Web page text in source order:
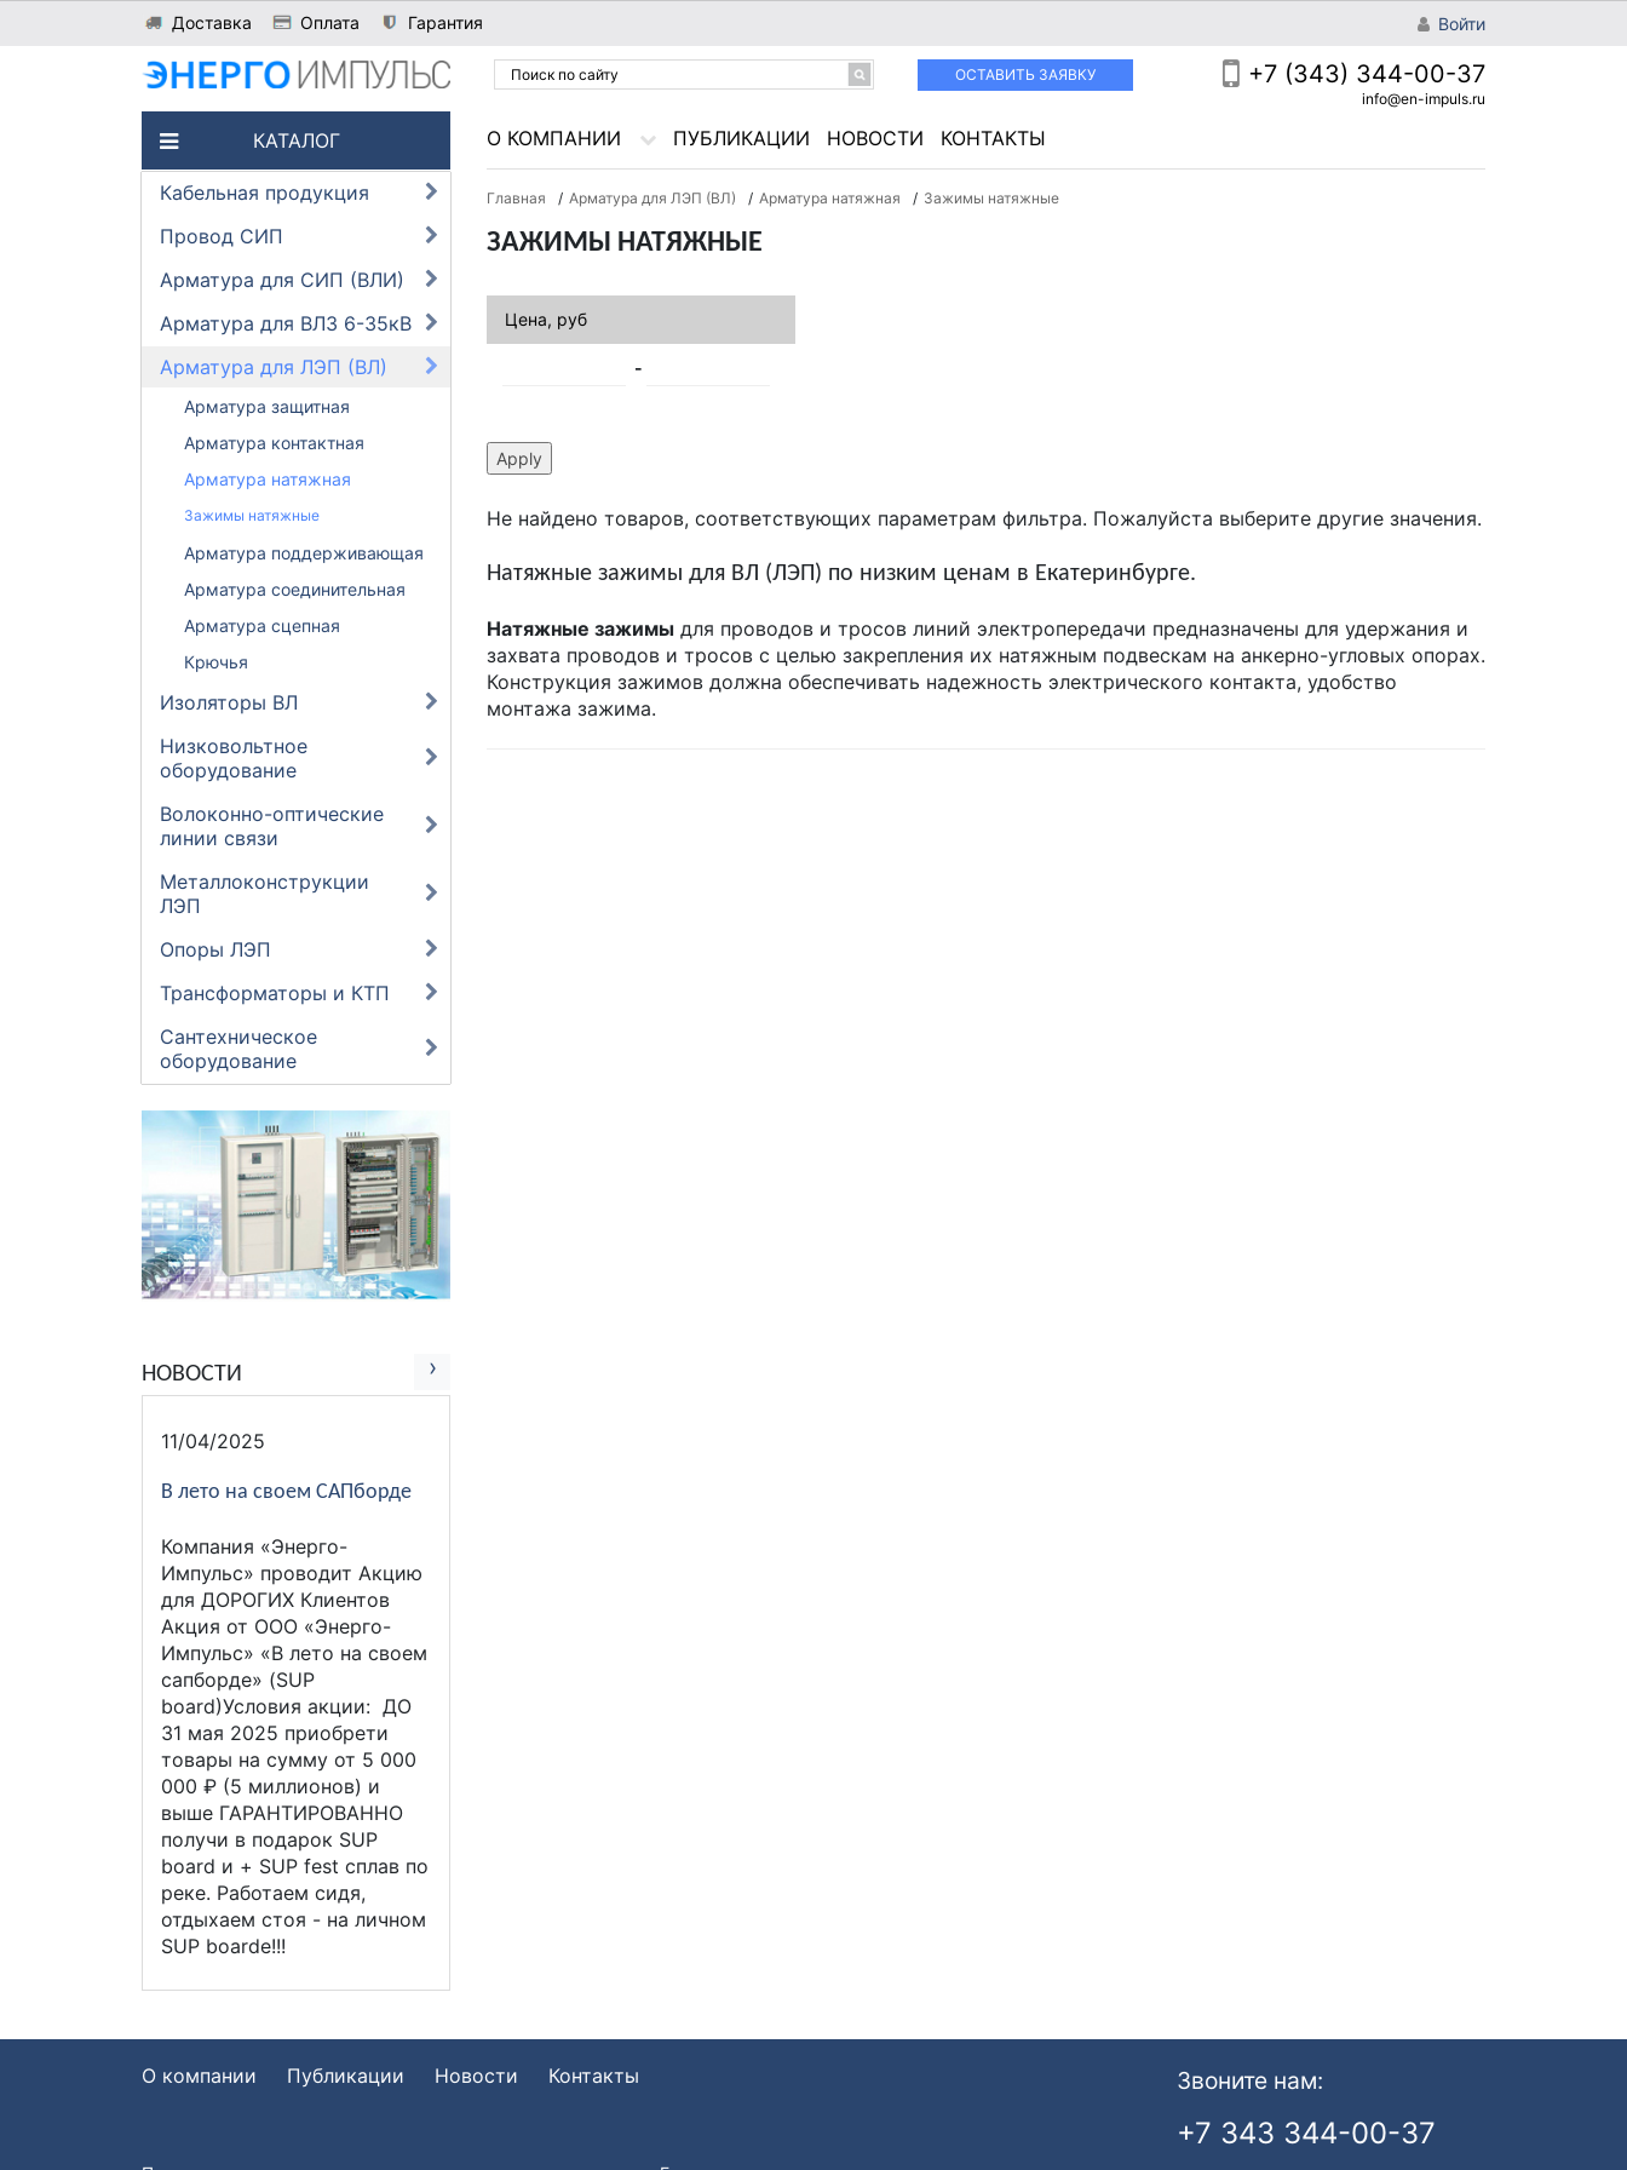
Доставка Оплата Гарантия Войти
ОСТАВИТЬ ЗАЯВКУ +7 (343) 344-00-37
info@en-impuls.ru
КАТАЛОГ О КОМПАНИИ ПУБЛИКАЦИИ НОВОСТИ КОНТАКТЫ
Кабельная продукция
Провод СИП
Арматура для СИП (ВЛИ)
Арматура для ВЛЗ 6-35кВ
Арматура для ЛЭП (ВЛ)
Арматура защитная
Арматура контактная
Арматура натяжная
Зажимы натяжные
Арматура поддерживающая
Арматура соединительная
Арматура сцепная
Крючья
Изоляторы ВЛ
Низковольтное
оборудование
Волоконно-оптические
линии связи
Металлоконструкции
ЛЭП
Опоры ЛЭП
Трансформаторы и КТП
Сантехническое
оборудование
НОВОСТИ
11/04/2025
В лето на своем САПборде
Компания «Энерго-
Импульс» проводит Акцию
для ДОРОГИХ Клиентов
Акция от ООО «Энерго-
Импульс» «В лето на своем
сапборде» (SUP
board)Условия акции: ДО
31 мая 2025 приобрети
товары на сумму от 5 000
000 ₽ (5 миллионов) и
выше ГАРАНТИРОВАННО
получи в подарок SUP
board и + SUP fest сплав по
реке. Работаем сидя,
отдыхаем стоя - на личном
SUP boardе!!!
›
Главная / Арматура для ЛЭП (ВЛ) / Арматура натяжная / Зажимы натяжные
ЗАЖИМЫ НАТЯЖНЫЕ
Цена, руб
Не найдено товаров, соответствующих параметрам фильтра. Пожалуйста выберите другие значения.
Натяжные зажимы для ВЛ (ЛЭП) по низким ценам в Екатеринбурге.
Натяжные зажимы для проводов и тросов линий электропередачи предназначены для удержания и
захвата проводов и тросов с целью закрепления их натяжным подвескам на анкерно-угловых опорах.
Конструкция зажимов должна обеспечивать надежность электрического контакта, удобство
монтажа зажима.
О компании Публикации Новости Контакты Звоните нам:
+7 343 344-00-37